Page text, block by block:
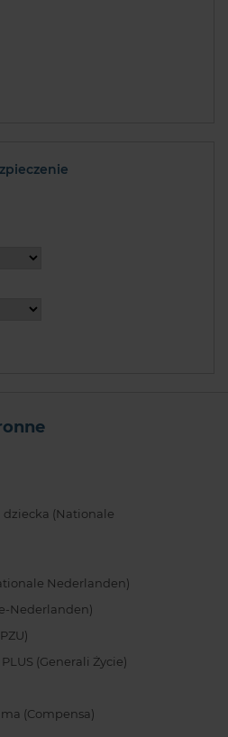
(Nationale
Nederlanden)
Nederlanden)
(Generali Życie)
(Compensa)